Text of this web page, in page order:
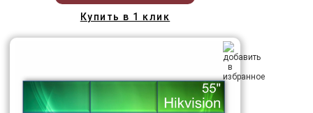
Купить в 1 клик